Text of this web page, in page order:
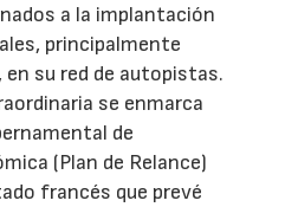
a la implantación
principalmente
su red de autopistas.
se enmarca
de
(Plan de Relance)
francés que prevé